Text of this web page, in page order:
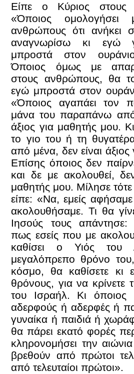
Είπε ο Κύριος
«Όποιος ομολογήσει
ανθρώπους ότι ανήκει
αναγνωρίσω κι εγώ
μπροστά στον
Όποιος όμως με
στους ανθρώπους, θα
εγώ μπροστά στον
«Όποιος αγαπάει τον
μάνα του παραπάνω από
άξιος για μαθητής μου.
το γιο του ή τη
από μένα, δεν είναι
Επίσης όποιος δεν
και δε με ακολουθεί,
μαθητής μου. Μίλησε
είπε: «Να, εμείς
ακολουθήσαμε. Τι θα
Ιησούς τους
πως εσείς που με
καθίσει ο Υιός του
μεγαλόπρεπο θρόνο
κόσμο, θα καθίσετε κι
θρόνους, για να κρίνετε
του Ισραήλ. Κι όποιος
αδερφούς ή αδερφές ή
γυναίκα ή παιδιά ή
θα πάρει εκατό φορές
κληρονομήσει την
βρεθούν από πρώτοι
από τελευταίοι πρώτοι».